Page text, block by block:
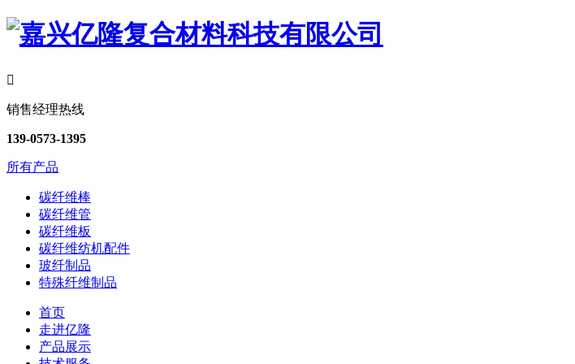

销售经理热线
139-0573-1395
所有产品
碳纤维棒
碳纤维管
碳纤维板
碳纤维纺机配件
玻纤制品
特殊纤维制品
首页
走进亿隆
产品展示